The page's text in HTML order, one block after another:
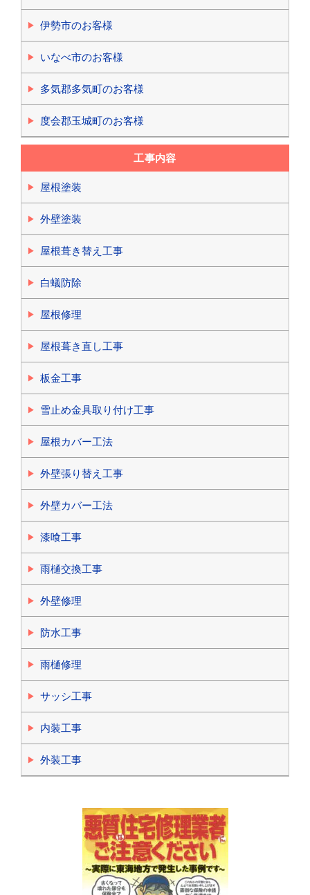
伊勢市のお客様
いなべ市のお客様
多気郡多気町のお客様
度会郡玉城町のお客様
工事内容
屋根塗装
外壁塗装
屋根葺き替え工事
白蟻防除
屋根修理
屋根葺き直し工事
板金工事
雪止め金具取り付け工事
屋根カバー工法
外壁張り替え工事
外壁カバー工法
漆喰工事
雨樋交換工事
外壁修理
防水工事
雨樋修理
サッシ工事
内装工事
外装工事